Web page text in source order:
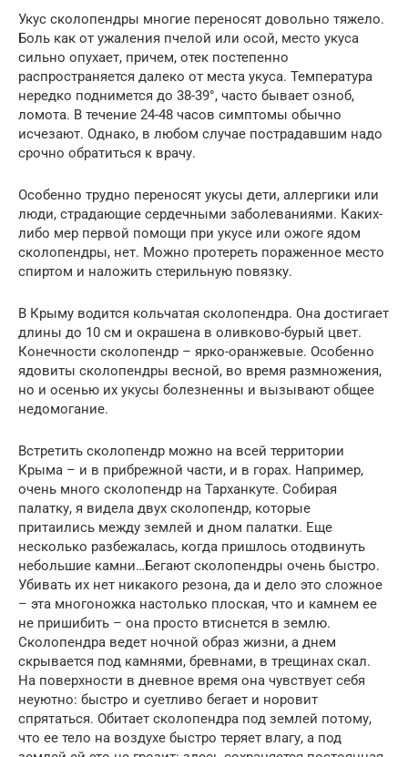
Укус сколопендры многие переносят довольно тяжело.
Боль как от ужаления пчелой или осой, место укуса
сильно опухает, причем, отек постепенно
распространяется далеко от места укуса. Температура
нередко поднимется до 38-39°, часто бывает озноб,
ломота. В течение 24-48 часов симптомы обычно
исчезают. Однако, в любом случае пострадавшим надо
срочно обратиться к врачу.
Особенно трудно переносят укусы дети, аллергики или
люди, страдающие сердечными заболеваниями. Каких-
либо мер первой помощи при укусе или ожоге ядом
сколопендры, нет. Можно протереть пораженное место
спиртом и наложить стерильную повязку.
В Крыму водится кольчатая сколопендра. Она достигает
длины до 10 см и окрашена в оливково-бурый цвет.
Конечности сколопендр – ярко-оранжевые. Особенно
ядовиты сколопендры весной, во время размножения,
но и осенью их укусы болезненны и вызывают общее
недомогание.
Встретить сколопендр можно на всей территории
Крыма – и в прибрежной части, и в горах. Например,
очень много сколопендр на Тарханкуте. Собирая
палатку, я видела двух сколопендр, которые
притаились между землей и дном палатки. Еще
несколько разбежалась, когда пришлось отодвинуть
небольшие камни…Бегают сколопендры очень быстро.
Убивать их нет никакого резона, да и дело это сложное
– эта многоножка настолько плоская, что и камнем ее
не пришибить – она просто втиснется в землю.
Сколопендра ведет ночной образ жизни, а днем
скрывается под камнями, бревнами, в трещинах скал.
На поверхности в дневное время она чувствует себя
неуютно: быстро и суетливо бегает и норовит
спрятаться. Обитает сколопендра под землей потому,
что ее тело на воздухе быстро теряет влагу, а под